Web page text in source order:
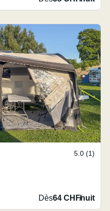
5.0 (1)
Dès64 CHF/nuit